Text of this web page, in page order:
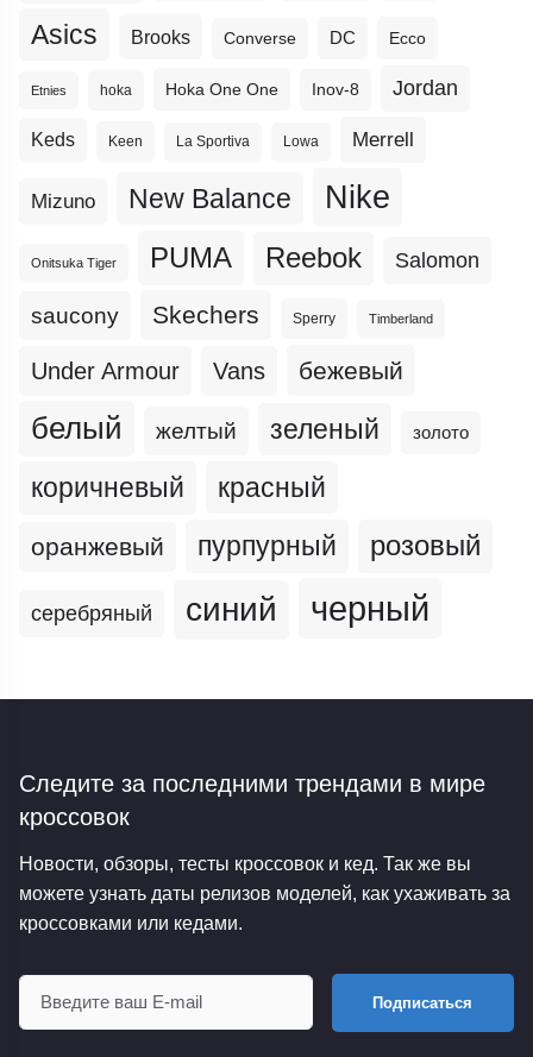
Asics Brooks Converse DC Ecco
Etnies hoka Hoka One One Inov-8 Jordan
Keds Keen La Sportiva Lowa Merrell
Mizuno New Balance Nike
Onitsuka Tiger PUMA Reebok Salomon
saucony Skechers Sperry Timberland
Under Armour Vans бежевый
белый желтый зеленый золото
коричневый красный
оранжевый пурпурный розовый
серебряный синий черный
Следите за последними трендами в мире
кроссовок
Новости, обзоры, тесты кроссовок и кед. Так же вы
можете узнать даты релизов моделей, как ухаживать за
кроссовками или кедами.
Подписаться